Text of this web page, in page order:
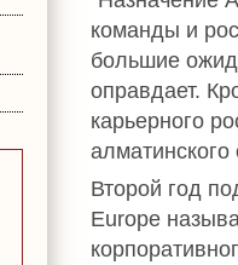
команды и
большие
оправдает.
карьерного
Второй год
Europe